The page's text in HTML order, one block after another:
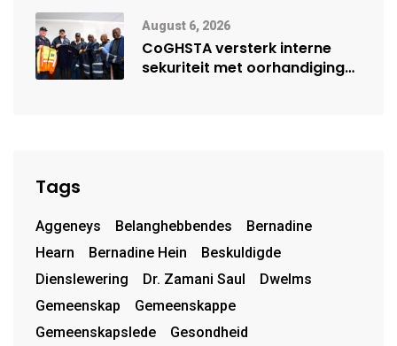
August 6, 2026
CoGHSTA versterk interne
sekuriteit met oorhandiging
Tags
Aggeneys Belanghebbendes
Bernadine
Hearn
Bernadine Hein
Beskuldigde
Dienslewering
Dr. Zamani Saul
Dwelms
Gemeenskap
Gemeenskappe
Gemeenskapslede
Gesondheid